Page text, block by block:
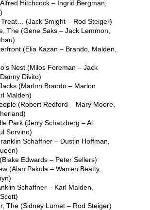
Hitchcock – Ingrid Bergman,
Treat… (Jack Smight – Rod Steiger)
The (Gene Saks – Jack Lemmon,
(Elia Kazan – Brando, Malden,
Nest (Milos Foreman – Jack
Divito)
(Marlon Brando – Marlon
Malden)
(Robert Redford – Mary Moore,
Park (Jerry Schatzberg – Al
Sorvino)
Schaffner – Dustin Hoffman,
Edwards – Peter Sellers)
(Alan Pakula – Warren Beatty,
Schaffner – Karl Malden,
The (Sidney Lumet – Rod Steiger)